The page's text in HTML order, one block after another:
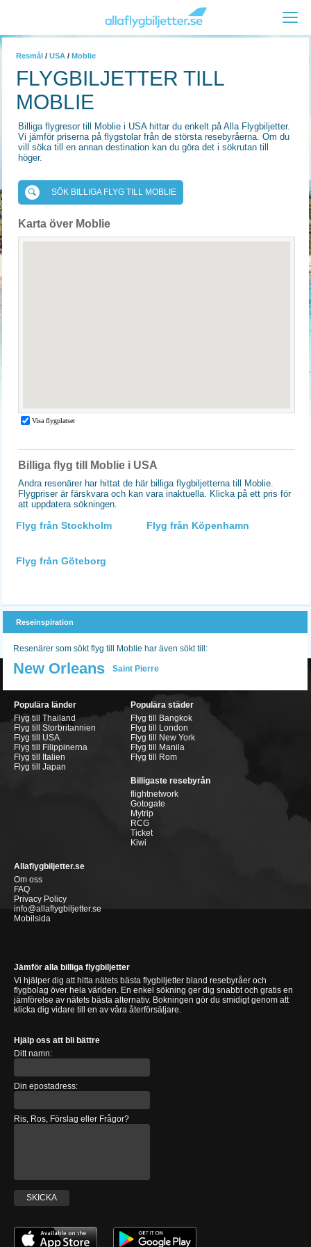
Resmål / USA / Moblie
FLYGBILJETTER TILL
MOBLIE
Billiga flygresor till Moblie i USA hittar du enkelt på Alla Flygbiljetter.
Vi jämför priserna på flygstolar från de största resebyråerna. Om du
vill söka till en annan destination kan du göra det i sökrutan till
höger.
SÖK BILLIGA FLYG TILL MOBLIE
Karta över Moblie
Billiga flyg till Moblie i USA
Andra resenärer har hittat de här billiga flygbiljetterna till Moblie.
Flygpriser är färskvara och kan vara inaktuella. Klicka på ett pris för
att uppdatera sökningen.
Flyg från Stockholm Flyg från Köpenhamn
Flyg från Göteborg
Reseinspiration
Resenärer som sökt flyg till Moblie har även sökt till:
New Orleans Saint Pierre
Populära länder
Flyg till Thailand
Flyg till Storbritannien
Flyg till USA
Flyg till Filippinerna
Flyg till Italien
Flyg till Japan
Populära städer
Flyg till Bangkok
Flyg till London
Flyg till New York
Flyg till Manila
Flyg till Rom
Billigaste resebyrån
flightnetwork
Gotogate
Mytrip
RCG
Ticket
Kiwi
Allaflygbiljetter.se
Om oss
FAQ
Privacy Policy
info@allaflygbiljetter.se
Mobilsida
Jämför alla billiga flygbiljetter
Vi hjälper dig att hitta nätets bästa flygbiljetter bland resebyråer och
flygbolag över hela världen. En enkel sökning ger dig snabbt och gratis en
jämförelse av nätets bästa alternativ. Bokningen gör du smidigt genom att
klicka dig vidare till en av våra återförsäljare.
Hjälp oss att bli bättre
Ditt namn:
Din epostadress:
Ris, Ros, Förslag eller Frågor?
SKICKA